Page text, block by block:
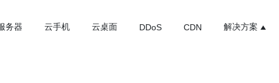
务器 云手机 云桌面 DDoS CDN 解决方案